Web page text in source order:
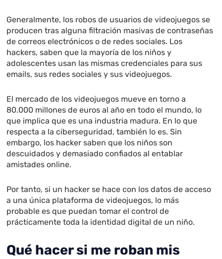
Generalmente, los robos de usuarios de videojuegos se
producen tras alguna filtración masivas de contraseñas
de correos electrónicos o de redes sociales. Los
hackers, saben que la mayoría de los niños y
adolescentes usan las mismas credenciales para sus
emails, sus redes sociales y sus videojuegos.
El mercado de los videojuegos mueve en torno a
80.000 millones de euros al año en todo el mundo, lo
que implica que es una industria madura. En lo que
respecta a la ciberseguridad, también lo es. Sin
embargo, los hacker saben que los niños son
descuidados y demasiado confiados al entablar
amistades online.
Por tanto, si un hacker se hace con los datos de acceso
a una única plataforma de videojuegos, lo más
probable es que puedan tomar el control de
prácticamente toda la identidad digital de un niño.
Qué hacer si me roban mis